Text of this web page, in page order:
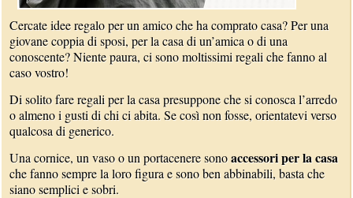
Cercate idee regalo per un amico che ha comprato casa? Per una
giovane coppia di sposi, per la casa di un’amica o di una
conoscente? Niente paura, ci sono moltissimi regali che fanno al
caso vostro!
Di solito fare regali per la casa presuppone che si conosca l’arredo
o almeno i gusti di chi ci abita. Se così non fosse, orientatevi verso
qualcosa di generico.
Una cornice, un vaso o un portacenere sonoaccessori per la casa
che fanno sempre la loro figura e sono ben abbinabili, basta che
siano semplici e sobri.